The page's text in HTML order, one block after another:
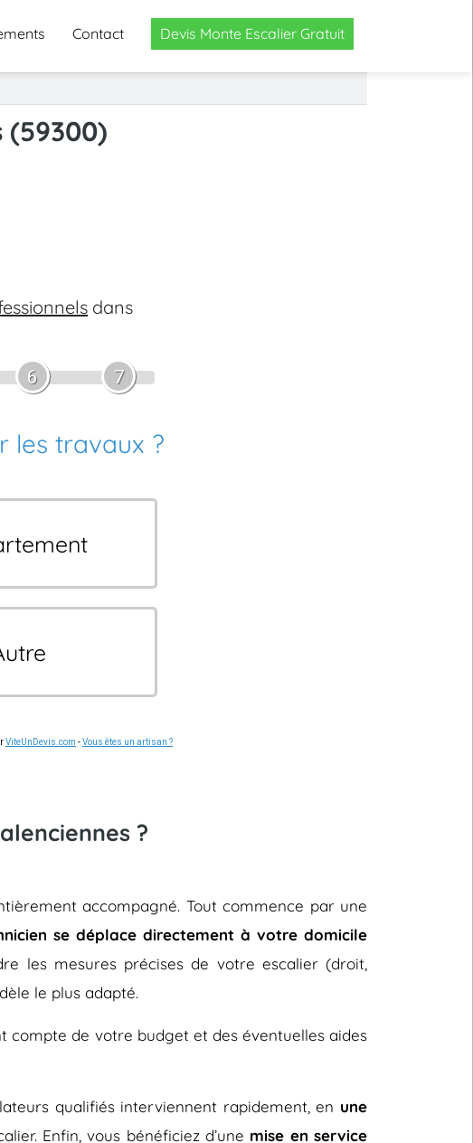
Contact Devis Monte Escalier Gratuit
dans
6 7
les travaux ?
ViteUnDevis.com -Vous êtes un artisan ?
?
accompagné. Tout commence par une
se déplace directement à votre domicile
les mesures précises de votre escalier (droit,
le plus adapté.
compte de votre budget et des éventuelles aides
qualifiés interviennent rapidement, en une
Enfin, vous bénéficiez d’une mise en service